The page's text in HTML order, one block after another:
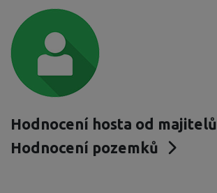
Hodnocení hosta od majitelů
Hodnocení pozemků